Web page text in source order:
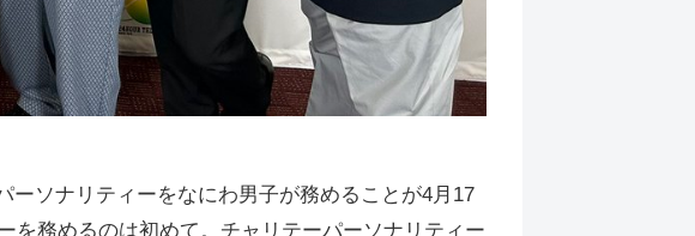
ソナリティーをなにわ男子が務めることが4月17
を務めるのは初めて。チャリテーパーソナリティー